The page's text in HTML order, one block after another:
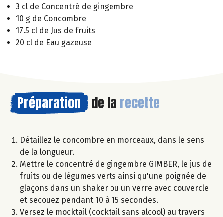
3 cl de Concentré de gingembre
10 g de Concombre
17.5 cl de Jus de fruits
20 cl de Eau gazeuse
Préparation de la recette
Détaillez le concombre en morceaux, dans le sens
de la longueur.
Mettre le concentré de gingembre GIMBER, le jus de
fruits ou de légumes verts ainsi qu'une poignée de
glaçons dans un shaker ou un verre avec couvercle
et secouez pendant 10 à 15 secondes.
Versez le mocktail (cocktail sans alcool) au travers